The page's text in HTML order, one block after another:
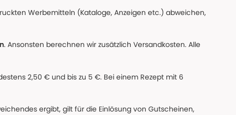
Werbemitteln (Kataloge, Anzeigen etc.) abweichen,
. Ansonsten berechnen wir zusätzlich Versandkosten. Alle
2,50 € und bis zu 5 €. Bei einem Rezept mit 6
ergibt, gilt für die Einlösung von Gutscheinen,